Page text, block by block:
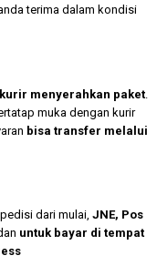
terima dalam kondisi
menyerahkan paket
muka dengan kurir
bisa transfer melalui
dari mulai, JNE, Pos
untuk bayar di tempat